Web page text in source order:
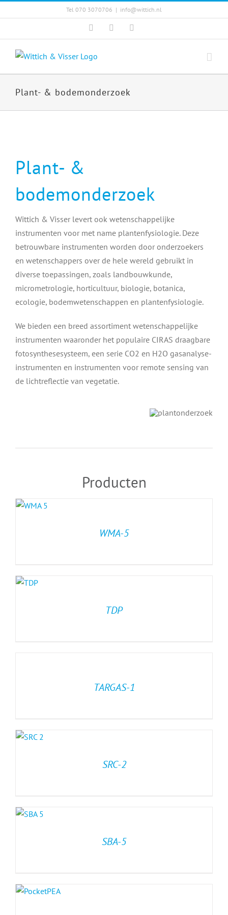
to
Tel 070 3070706 | info@wittich.nl
FacebookTwitter
Plant- & bodemonderzoek
Plant- &
bodemonderzoek
Wittich & Visser levert ook wetenschappelijke
instrumenten voor met name plantenfysiologie. Deze
betrouwbare instrumenten worden door onderzoekers
en wetenschappers over de hele wereld gebruikt in
diverse toepassingen, zoals landbouwkunde,
micrometrologie, horticultuur, biologie, botanica,
ecologie, bodemwetenschappen en plantenfysiologie.
We bieden een breed assortiment wetenschappelijke
instrumenten waaronder het populaire CIRAS draagbare
fotosynthesesysteem, een serie CO2 en H2O gasanalyse-
instrumenten en instrumenten voor remote sensing van
de lichtreflectie van vegetatie.
Producten
WMA-5
TDP
TARGAS-1
SRC-2
SBA-5